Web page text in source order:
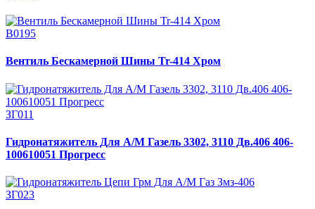
В0195
Вентиль Бескамерной Шины Tr-414 Хром
ЗГ011
Гидронатяжитель Для А/М Газель 3302, 3110 Дв.406 406-
100610051 Прогресс
ЗГ023